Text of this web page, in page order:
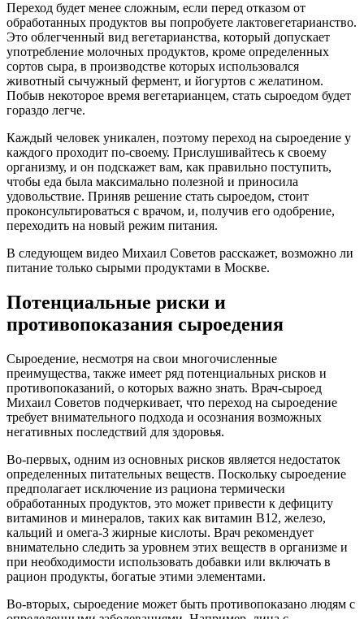
Переход будет менее сложным, если перед отказом от
обработанных продуктов вы попробуете лактовегетарианство.
Это облегченный вид вегетарианства, который допускает
употребление молочных продуктов, кроме определенных
сортов сыра, в производстве которых использовался
животный сычужный фермент, и йогуртов с желатином.
Побыв некоторое время вегетарианцем, стать сыроедом будет
гораздо легче.
Каждый человек уникален, поэтому переход на сыроедение у
каждого проходит по-своему. Прислушивайтесь к своему
организму, и он подскажет вам, как правильно поступить,
чтобы еда была максимально полезной и приносила
удовольствие. Приняв решение стать сыроедом, стоит
проконсультироваться с врачом, и, получив его одобрение,
переходить на новый режим питания.
В следующем видео Михаил Советов расскажет, возможно ли
питание только сырыми продуктами в Москве.
Потенциальные риски и
противопоказания сыроедения
Сыроедение, несмотря на свои многочисленные
преимущества, также имеет ряд потенциальных рисков и
противопоказаний, о которых важно знать. Врач-сыроед
Михаил Советов подчеркивает, что переход на сыроедение
требует внимательного подхода и осознания возможных
негативных последствий для здоровья.
Во-первых, одним из основных рисков является недостаток
определенных питательных веществ. Поскольку сыроедение
предполагает исключение из рациона термически
обработанных продуктов, это может привести к дефициту
витаминов и минералов, таких как витамин B12, железо,
кальций и омега-3 жирные кислоты. Врач рекомендует
внимательно следить за уровнем этих веществ в организме и
при необходимости использовать добавки или включать в
рацион продукты, богатые этими элементами.
Во-вторых, сыроедение может быть противопоказано людям с